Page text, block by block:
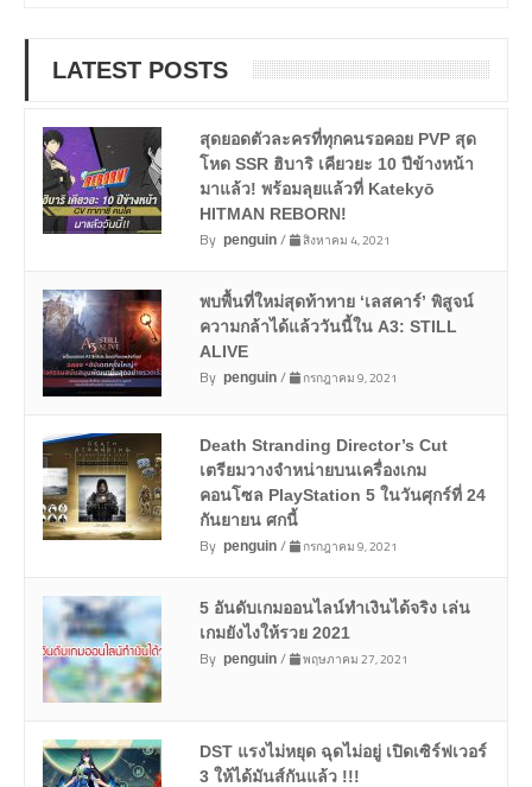
LATEST POSTS
สุดยอดตัวละครที่ทุกคนรอคอย PVP สุด
โหด SSR ฮิบาริ เคียวยะ 10 ปีข้างหน้า
มาแล้ว! พร้อมลุยแล้วที่ Katekyō
HITMAN REBORN!
By penguin/ สิงหาคม 4, 2021
พบพื้นที่ใหม่สุดท้าทาย ‘เลสคาร์’ พิสูจน์
ความกล้าได้แล้ววันนี้ใน A3: STILL
ALIVE
By penguin/ กรกฎาคม 9, 2021
Death Stranding Director’s Cut
เตรียมวางจำหน่ายบนเครื่องเกม
คอนโซล PlayStation 5 ในวันศุกร์ที่ 24
กันยายน ศกนี้
By penguin/ กรกฎาคม 9, 2021
5 อันดับเกมออนไลน์ทำเงินได้จริง เล่น
เกมยังไงให้รวย 2021
By penguin/ พฤษภาคม 27, 2021
DST แรงไม่หยุด ฉุดไม่อยู่ เปิดเซิร์ฟเวอร์
3 ให้ได้มันส์กันแล้ว !!!